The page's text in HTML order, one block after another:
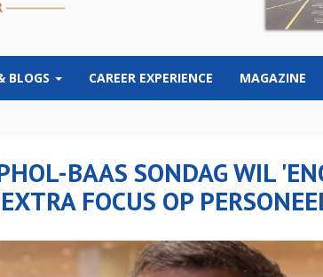
BLOGS CAREER EXPERIENCE MAGAZINE
BAAS SONDAG WIL
FOCUS OP